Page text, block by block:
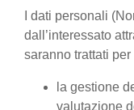
I dati personali
dall’interessato
saranno trattati
la gestione
valutazione